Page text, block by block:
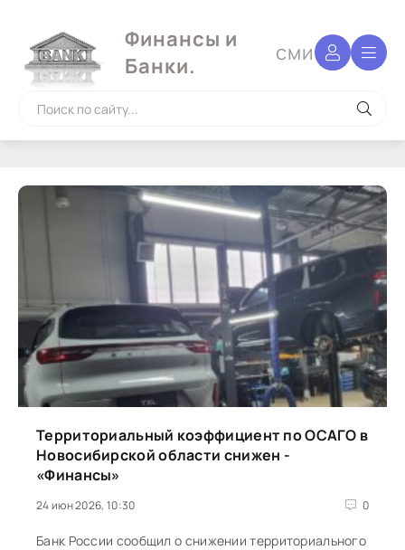
Финансы и
Банки.
сми
Территориальный коэффициент по ОСАГО в
Новосибирской области снижен -
«Финансы»
24 июн 2026, 10:30 0
Банк России сообщил о снижении территориального